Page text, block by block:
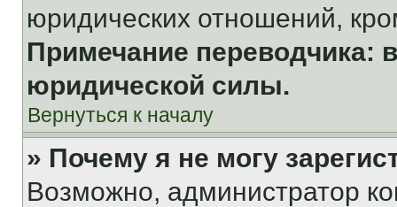
юридических отношений,
Примечание переводчика:
юридической силы.
Вернуться к началу
» Почему я не могу
Возможно, администратор